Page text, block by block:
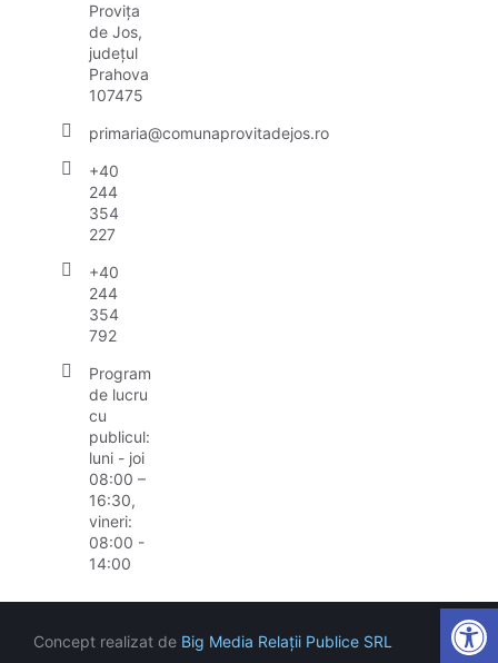
Provița
de Jos,
județul
Prahova
107475
primaria@comunaprovitadejos.ro
+40
244
354
227
+40
244
354
792
Program
de lucru
cu
publicul:
luni - joi
08:00 –
16:30,
vineri:
08:00 -
14:00
Concept realizat de Big Media Relații Publice SRL